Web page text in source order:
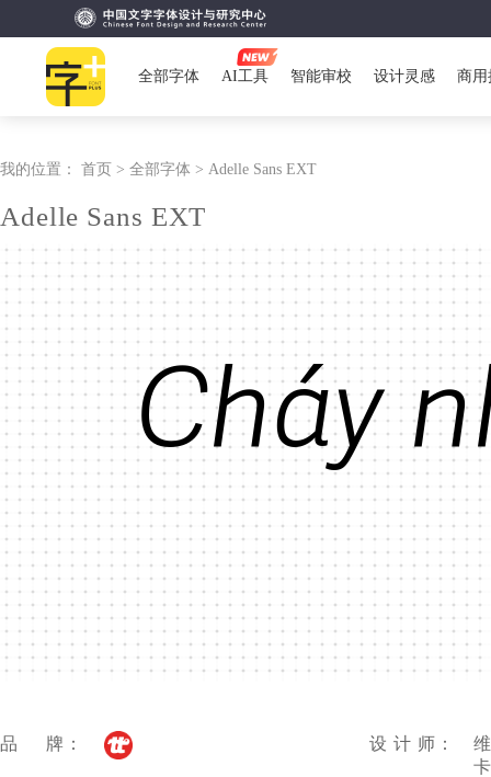
全部字体 AI工具 智能审校 设计灵感 商用
我的位置： 首页 > 全部字体 > Adelle Sans EXT
Adelle Sans EXT
Cháy
品 牌： 设 计 师：